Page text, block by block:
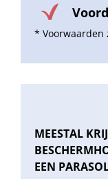
* Voorwaarden
MEESTAL
EEN